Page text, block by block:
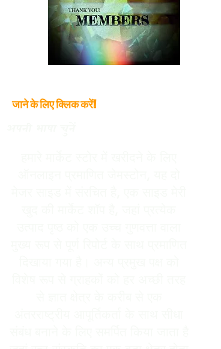
जाने के लिए क्लिक करें!